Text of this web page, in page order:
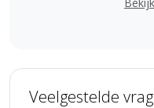
Veelgestelde